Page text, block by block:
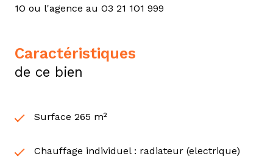
1O ou l'agence au O3 21 1O1 999
caractéristiques
de ce bien
Surface 265 m²
Chauffage individuel : radiateur (electrique)